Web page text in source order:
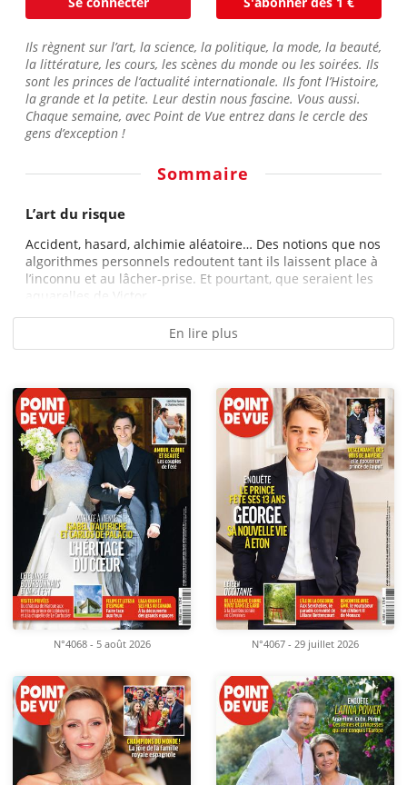
Ils règnent sur l’art, la science, la politique, la mode, la beauté,
la littérature, les cours, les scènes du monde ou les soirées. Ils
sont les princes de l’actualité internationale. Ils font l’Histoire,
la grande et la petite. Leur destin nous fascine. Vous aussi.
Chaque semaine, avec Point de Vue entrez dans le cercle des
gens d’exception !
Sommaire
L’art du risque
Accident, hasard, alchimie aléatoire… Des notions que nos
algorithmes personnels redoutent tant ils laissent place à
l’inconnu et au lâcher-prise. Et pourtant, que seraient les
aquarelles de Victor...
En lire plus
N°4068 - 5 août 2026 N°4067 - 29 juillet 2026